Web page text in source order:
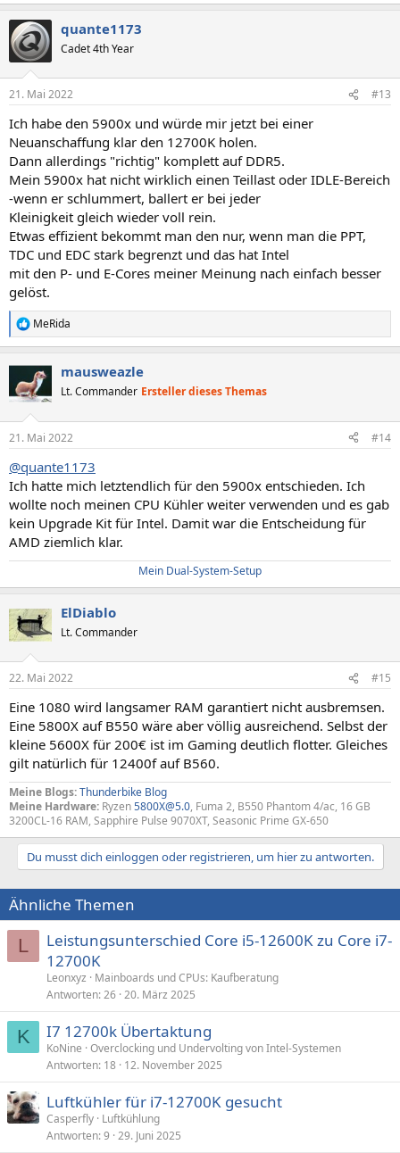
k
t
i
e
:
quante1173
Cadet 4th Year
21. Mai 2022 #13
Ich habe den 5900x und würde mir jetzt bei einer
Neuanschaffung klar den 12700K holen.
Dann allerdings "richtig" komplett auf DDR5.
Mein 5900x hat nicht wirklich einen Teillast oder IDLE-Bereich
-wenn er schlummert, ballert er bei jeder
Kleinigkeit gleich wieder voll rein.
Etwas effizient bekommt man den nur, wenn man die PPT,
TDC und EDC stark begrenzt und das hat Intel
mit den P- und E-Cores meiner Meinung nach einfach besser
gelöst.
R
e
t
i
e
:
MeRida
mausweazle
Lt. Commander Ersteller dieses Themas
21. Mai 2022 #14
@quante1173
Ich hatte mich letztendlich für den 5900x entschieden. Ich
wollte noch meinen CPU Kühler weiter verwenden und es gab
kein Upgrade Kit für Intel. Damit war die Entscheidung für
AMD ziemlich klar.
Mein Dual-System-Setup
ElDiablo
Lt. Commander
22. Mai 2022 #15
Eine 1080 wird langsamer RAM garantiert nicht ausbremsen.
Eine 5800X auf B550 wäre aber völlig ausreichend. Selbst der
kleine 5600X für 200€ ist im Gaming deutlich flotter. Gleiches
gilt natürlich für 12400f auf B560.
Meine Blogs:Thunderbike Blog
Meine Hardware: Ryzen5800X@5.0, Fuma 2, B550 Phantom 4/ac, 16 GB
3200CL-16 RAM, Sapphire Pulse 9070XT, Seasonic Prime GX-650
Du musst dich einloggen oder registrieren, um hier zu antworten.
Ähnliche Themen
L
Leistungsunterschied Core i5-12600K zu Core i7-
12700K
Leonxyz
Mainboards und CPUs: Kaufberatung
Antworten 26 20. März 2025
K I7 12700k Übertaktung
KoNine Overclocking und Undervolting von Intel-Systemen
Antworten 18 12. November 2025
Luftkühler für i7-12700K gesucht
Casperfly Luftkühlung
Antworten 9 29. Juni 2025